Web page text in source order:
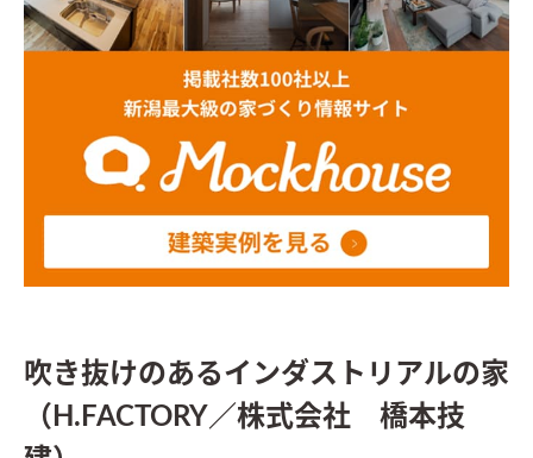
吹き抜けのあるインダストリアルの家
（H.FACTORY／株式会社 橋本技